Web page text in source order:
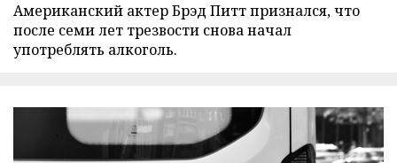
Американский актер Брэд Питт признался, что
после семи лет трезвости снова начал
употреблять алкоголь.